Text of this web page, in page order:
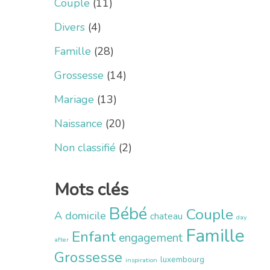
Couple (11)
Divers(4)
Famille (28)
Grossesse (14)
Mariage (13)
Naissance (20)
Non classifié (2)
Mots clés
A domicile Bébé chateau Couple day
after Enfant engagement Famille
Grossesse inspiration luxembourg